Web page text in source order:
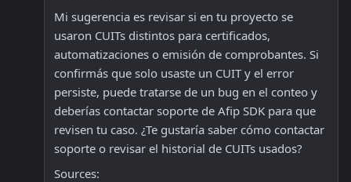
Mi sugerencia es revisar si en tu proyecto se
usaron CUITs distintos para certificados,
automatizaciones o emisión de comprobantes. Si
confirmás que solo usaste un CUIT y el error
persiste, puede tratarse de un bug en el conteo y
deberías contactar soporte de Afip SDK para que
revisen tu caso. ¿Te gustaría saber cómo contactar
soporte o revisar el historial de CUITs usados?
Sources: